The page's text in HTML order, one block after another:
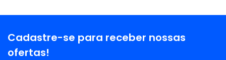
Cadastre-se para receber nossas
ofertas!